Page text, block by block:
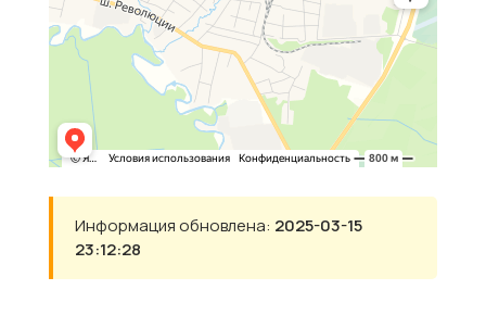
Информация обновлена: 2025-03-15
23:12:28